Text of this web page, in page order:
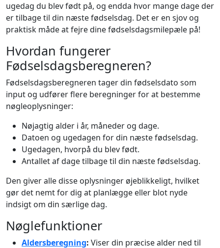
ugedag du blev født på, og endda hvor mange dage der
er tilbage til din næste fødselsdag. Det er en sjov og
praktisk måde at fejre dine fødselsdagsmilepæle på!
Hvordan fungerer
Fødselsdagsberegneren?
Fødselsdagsberegneren tager din fødselsdato som
input og udfører flere beregninger for at bestemme
nøgleoplysninger:
Nøjagtig alder i år, måneder og dage.
Datoen og ugedagen for din næste fødselsdag.
Ugedagen, hvorpå du blev født.
Antallet af dage tilbage til din næste fødselsdag.
Den giver alle disse oplysninger øjeblikkeligt, hvilket
gør det nemt for dig at planlægge eller blot nyde
indsigt om din særlige dag.
Nøglefunktioner
Aldersberegning: Viser din præcise alder ned til